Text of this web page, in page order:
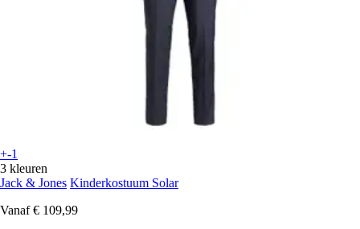
+-1
3 kleuren
Jack & Jones Kinderkostuum Solar
Vanaf € 109,99